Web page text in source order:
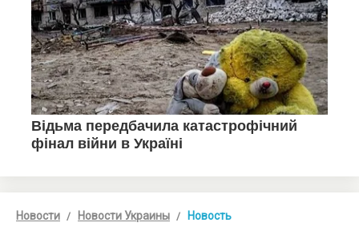
Новости Новости Украины Новость